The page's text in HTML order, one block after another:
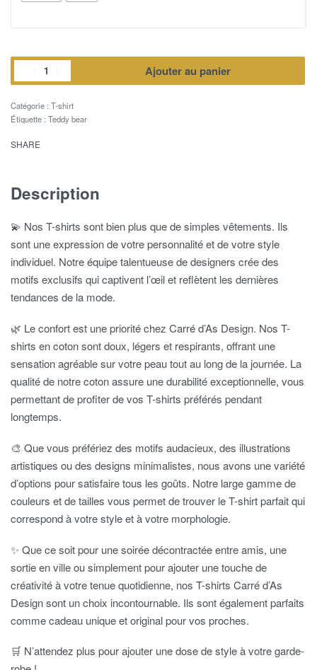
Ajouter au panier
Catégorie : T-shirt
Étiquette : Teddy bear
SHARE
Description
💫 Nos T-shirts sont bien plus que de simples vêtements. Ils
sont une expression de votre personnalité et de votre style
individuel. Notre équipe talentueuse de designers crée des
motifs exclusifs qui captivent l’œil et reflètent les dernières
tendances de la mode.
🌿 Le confort est une priorité chez Carré d’As Design. Nos T-
shirts en coton sont doux, légers et respirants, offrant une
sensation agréable sur votre peau tout au long de la journée. La
qualité de notre coton assure une durabilité exceptionnelle, vous
permettant de profiter de vos T-shirts préférés pendant
longtemps.
🎨 Que vous préfériez des motifs audacieux, des illustrations
artistiques ou des designs minimalistes, nous avons une variété
d’options pour satisfaire tous les goûts. Notre large gamme de
couleurs et de tailles vous permet de trouver le T-shirt parfait qui
correspond à votre style et à votre morphologie.
✨ Que ce soit pour une soirée décontractée entre amis, une
sortie en ville ou simplement pour ajouter une touche de
créativité à votre tenue quotidienne, nos T-shirts Carré d’As
Design sont un choix incontournable. Ils sont également parfaits
comme cadeau unique et original pour vos proches.
🛒 N’attendez plus pour ajouter une dose de style à votre garde-